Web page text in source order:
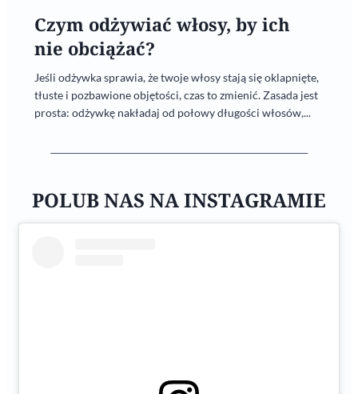
Czym odżywiać włosy, by ich
nie obciążać?
Jeśli odżywka sprawia, że twoje włosy stają się oklapnięte,
tłuste i pozbawione objętości, czas to zmienić. Zasada jest
prosta: odżywkę nakładaj od połowy długości włosów,...
POLUB NAS NA INSTAGRAMIE